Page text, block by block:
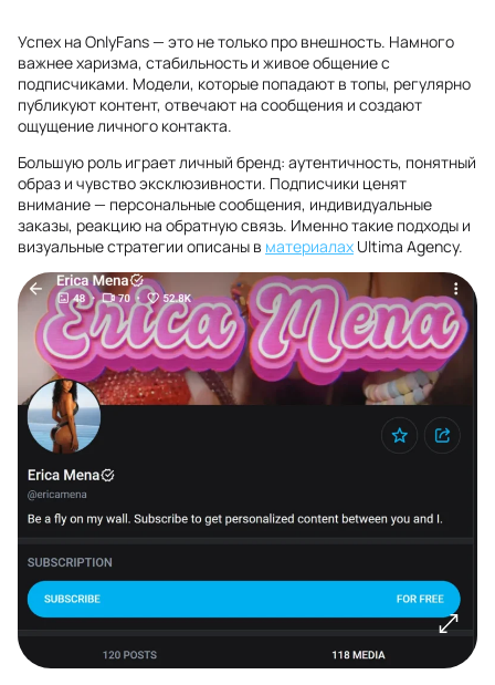
Успех на OnlyFans — это не только про внешность. Намного
важнее харизма, стабильность и живое общение с
подписчиками. Модели, которые попадают в топы, регулярно
публикуют контент, отвечают на сообщения и создают
ощущение личного контакта.
Большую роль играет личный бренд: аутентичность, понятный
образ и чувство эксклюзивности. Подписчики ценят
внимание — персональные сообщения, индивидуальные
заказы, реакцию на обратную связь. Именно такие подходы и
визуальные стратегии описаны в материалах Ultima Agency.